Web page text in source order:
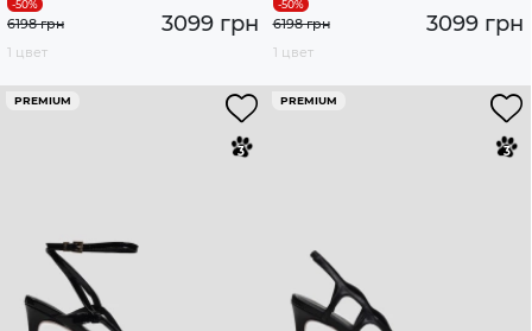
3099 грн
6198 грн
1 цвет
3099 грн
6198 грн
1 цвет
PREMIUM PREMIUM